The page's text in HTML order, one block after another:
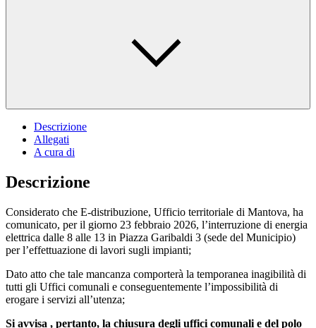
Descrizione
Allegati
A cura di
Descrizione
Considerato che E-distribuzione, Ufficio territoriale di Mantova, ha
comunicato, per il giorno 23 febbraio 2026, l’interruzione di energia
elettrica dalle 8 alle 13 in Piazza Garibaldi 3 (sede del Municipio)
per l’effettuazione di lavori sugli impianti;
Dato atto che tale mancanza comporterà la temporanea inagibilità di
tutti gli Uffici comunali e conseguentemente l’impossibilità di
erogare i servizi all’utenza;
Si avvisa , pertanto, la chiusura degli uffici comunali e del polo